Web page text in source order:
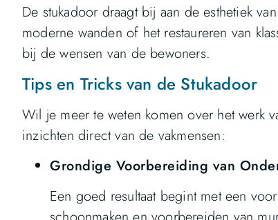
De stukadoor draagt bij aan de esthetiek
moderne wanden of het restaureren van
bij de wensen van de bewoners.
Tips en Tricks van de Stukadoor
Wil je meer te weten komen over het werk
inzichten direct van de vakmensen:
Grondige Voorbereiding van
Een goed resultaat begint met een